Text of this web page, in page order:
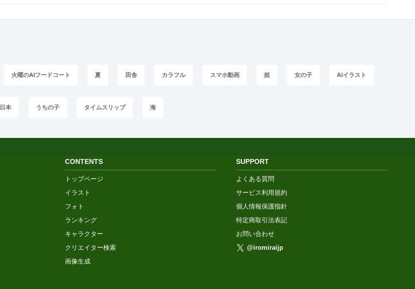
火曜のAIフードコート 夏 田舎 カラフル スマホ動画 姫 女の子 AIイラスト
日本 うちの子 タイムスリップ 海
SUPPORT
よくある質問
サービス利用規約
個人情報保護指針
特定商取引法表記
お問い合わせ
@iromiraijp
CONTENTS
トップページ
イラスト
フォト
ランキング
キャラクター
クリエイター検索
画像生成